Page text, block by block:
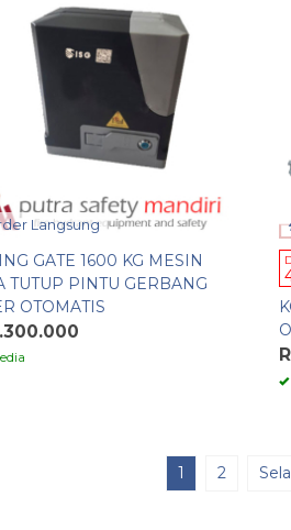
Langsung
GATE 1600 KG MESIN
TUTUP PINTU GERBANG
OTOMATIS
1 2